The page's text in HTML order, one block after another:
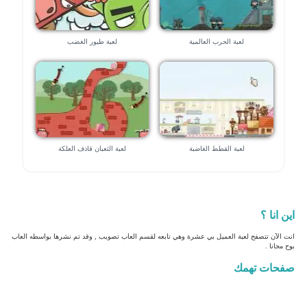
لعبة الحرب العالمية لعبة طيور الغضب
لعبة القطط الغاضبة لعبة الثعبان قاذف العلكة
اين انا ؟
انت الآن تتصفح لعبة العميل بي عشرة وهي تابعه لقسم العاب تصويب , وقد تم نشرها بواسطه العاب
بوح مجانا .
صفحات تهمك